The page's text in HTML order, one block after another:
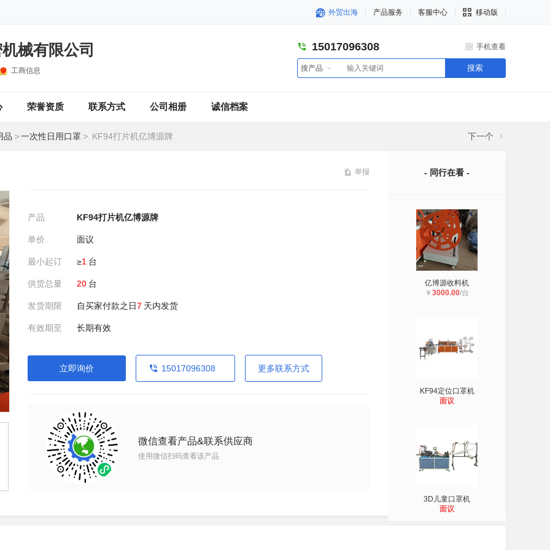
外贸出海 产品服务 客服中心 移动版
械有限公司
工商信息
15017096308 手机查看
搜产品 搜索
荣誉资质 联系方式 公司相册 诚信档案
品 >一次性日用口罩 > KF94打片机亿博源牌 下一个
举报
产品 KF94打片机亿博源牌
单价 面议
最小起订 ≥1 台
供货总量 20 台
发货期限 自买家付款之日7 天内发货
有效期至 长期有效
立即询价 15017096308 更多联系方式
微信查看产品&联系供应商
使用微信扫码查看该产品
- 同行在看 -
亿博源收料机
￥ 3000.00/台
KF94定位口罩机
面议
3D儿童口罩机
面议